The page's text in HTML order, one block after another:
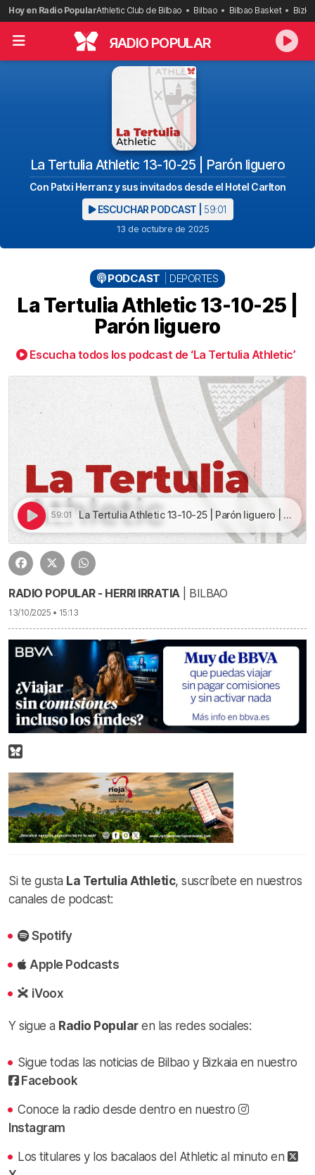
Saltar
al
contenido
Hoy en Radio PopularAthletic Club de Bilbao Bilbao Bilbao Basket
RADIO POPULAR
La Tertulia Athletic 13-10-25 | Parón liguero
Con Patxi Herranz y sus invitados desde el Hotel Carlton
ESCUCHAR PODCAST | 59:01
13 de octubre de 2025
PODCAST DEPORTES
La Tertulia Athletic 13-10-25 |
Parón liguero
Escucha todos los podcast de ‘La Tertulia Athletic’
59:01 La Tertulia Athletic 13-10-25 | Parón liguero | La Tertulia Athletic 13-10-25 | Parón liguero
RADIO POPULAR - HERRI IRRATIA| BILBAO
13/10/2025 • 15:13
Si te gusta La Tertulia Athletic, suscríbete en nuestros
canales de podcast:
Spotify
Apple Podcasts
iVoox
Y sigue a Radio Popularen las redes sociales:
Sigue todas las noticias de Bilbao y Bizkaia en nuestro
Facebook
Conoce la radio desde dentro en nuestro
Instagram
Los titulares y los bacalaos del Athletic al minuto en